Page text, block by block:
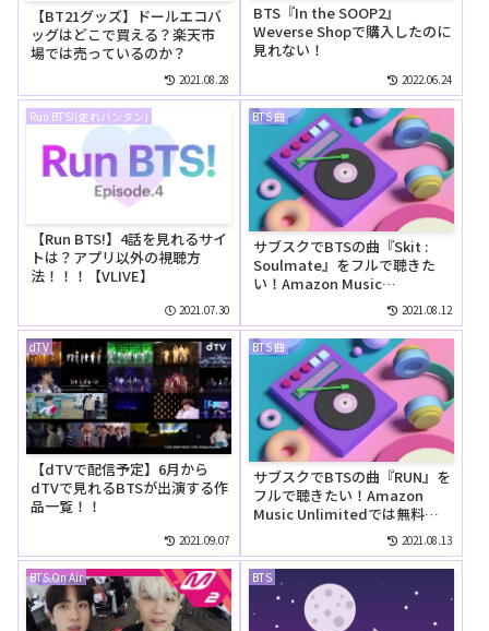
【BT21グッズ】ドールエコバ
ッグはどこで買える？楽天市
場では売っているのか？
2021.08.28
BTS『In the SOOP2』
Weverse Shopで購入したのに
見れない！
2022.06.24
Run BTS!(走れバンタン)
【Run BTS!】4話を見れるサイ
トは？アプリ以外の視聴方
法！！！【VLIVE】
2021.07.30
BTS 曲
サブスクでBTSの曲『Skit :
Soulmate』をフルで聴きた
い！Amazon Music
Unlimitedでは無料で聴け
る？
2021.08.12
dTV
【dTVで配信予定】6月から
dTVで見れるBTSが出演する作
品一覧！！
2021.09.07
BTS 曲
サブスクでBTSの曲『RUN』を
フルで聴きたい！Amazon
Music Unlimitedでは無料で
2021.08.13
BTS On Air BTS